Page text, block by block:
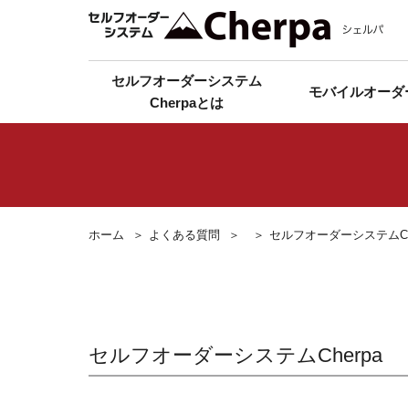
セルフオーダーシステム
Cherpaとは
モバイルオーダ
ホーム よくある質問 セルフオーダーシステム
セルフオーダーシステムCherpa